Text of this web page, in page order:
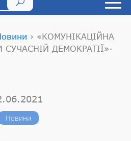
› «КОМУНІКАЦІЙНА
СУЧАСНІЙ ДЕМОКРАТІЇ»-
Новини